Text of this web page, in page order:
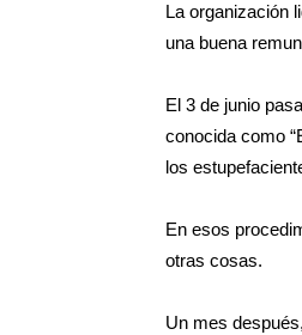
La organización
una buena
El 3 de junio
conocida como
los
En esos
otras cosas.
Un mes